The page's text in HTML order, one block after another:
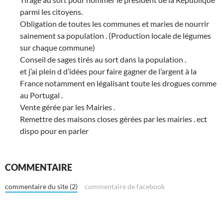
parmi les citoyens.
Obligation de toutes les communes et maries de nourrir
sainement sa population . (Production locale de légumes
sur chaque commune)
Conseil de sages tirés au sort dans la population .
et j’ai plein d d’idées pour faire gagner de l’argent à la
France notamment en légalisant toute les drogues comme
au Portugal .
Vente gérée par les Mairies .
Remettre des maisons closes gérées par les mairies . ect
dispo pour en parler
COMMENTAIRE
commentaire du site (2) commentaire de facebook